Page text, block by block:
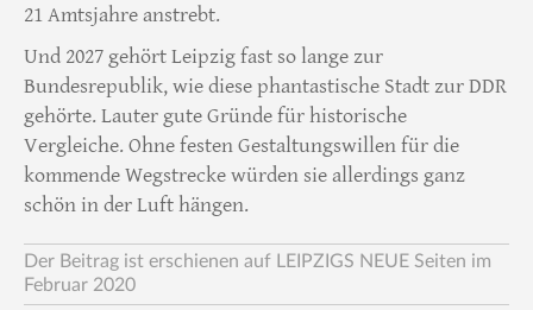
21 Amtsjahre anstrebt.
Und 2027 gehört Leipzig fast so lange zur
Bundesrepublik, wie diese phantastische Stadt zur DDR
gehörte. Lauter gute Gründe für historische
Vergleiche. Ohne festen Gestaltungswillen für die
kommende Wegstrecke würden sie allerdings ganz
schön in der Luft hängen.
Der Beitrag ist erschienen auf LEIPZIGS NEUE Seiten im
Februar 2020